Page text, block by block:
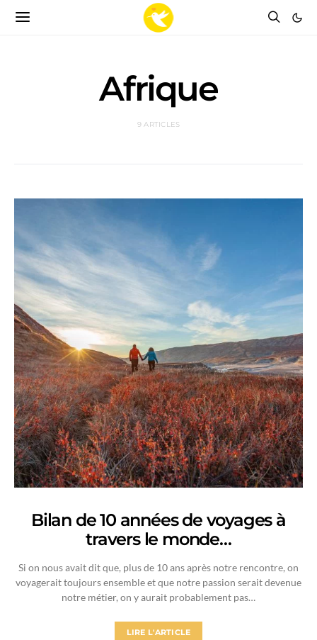
Afrique
9 ARTICLES
Bilan de 10 années de voyages à
travers le monde…
Si on nous avait dit que, plus de 10 ans après notre rencontre, on
voyagerait toujours ensemble et que notre passion serait devenue
notre métier, on y aurait probablement pas…
LIRE L'ARTICLE